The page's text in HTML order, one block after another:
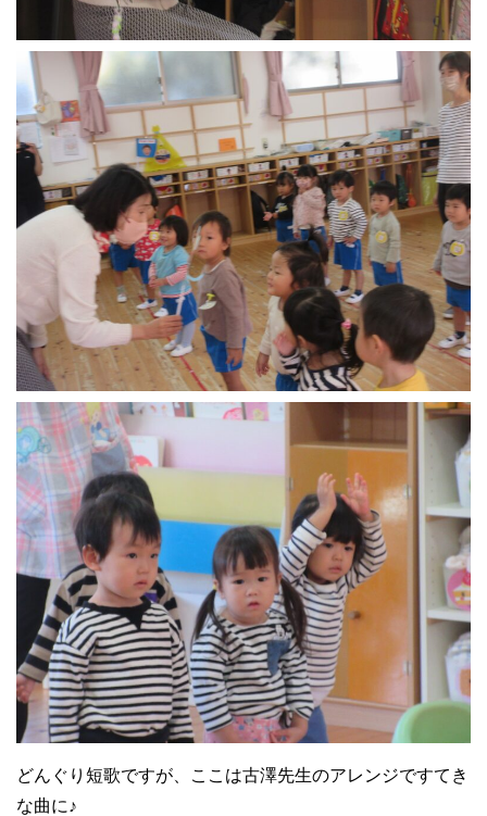
どんぐり短歌ですが、ここは古澤先生のアレンジですてき
な曲に♪